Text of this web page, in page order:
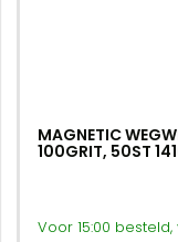
MAGNETIC
100GRIT, 50ST
Voor 15:00